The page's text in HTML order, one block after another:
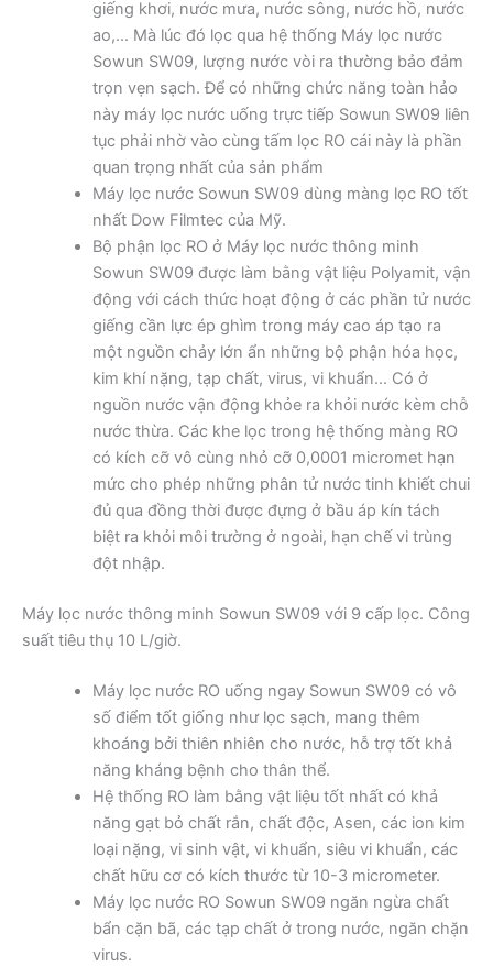
giếng khơi, nước mưa, nước sông, nước hồ, nước
ao,… Mà lúc đó lọc qua hệ thống Máy lọc nước
Sowun SW09, lượng nước vòi ra thường bảo đảm
trọn vẹn sạch. Để có những chức năng toàn hảo
này máy lọc nước uống trực tiếp Sowun SW09 liên
tục phải nhờ vào cùng tấm lọc RO cái này là phần
quan trọng nhất của sản phẩm
Máy lọc nước Sowun SW09 dùng màng lọc RO tốt
nhất Dow Filmtec của Mỹ.
Bộ phận lọc RO ở Máy lọc nước thông minh
Sowun SW09 được làm bằng vật liệu Polyamit, vận
động với cách thức hoạt động ở các phần tử nước
giếng cần lực ép ghìm trong máy cao áp tạo ra
một nguồn chảy lớn ẩn những bộ phận hóa học,
kim khí nặng, tạp chất, virus, vi khuẩn… Có ở
nguồn nước vận động khỏe ra khỏi nước kèm chỗ
nước thừa. Các khe lọc trong hệ thống màng RO
có kích cỡ vô cùng nhỏ cỡ 0,0001 micromet hạn
mức cho phép những phân tử nước tinh khiết chui
đủ qua đồng thời được đựng ở bầu áp kín tách
biệt ra khỏi môi trường ở ngoài, hạn chế vi trùng
đột nhập.
Máy lọc nước thông minh Sowun SW09 với 9 cấp lọc. Công
suất tiêu thụ 10 L/giờ.
Máy lọc nước RO uống ngay Sowun SW09 có vô
số điểm tốt giống như lọc sạch, mang thêm
khoáng bởi thiên nhiên cho nước, hỗ trợ tốt khả
năng kháng bệnh cho thân thể.
Hệ thống RO làm bằng vật liệu tốt nhất có khả
năng gạt bỏ chất rắn, chất độc, Asen, các ion kim
loại nặng, vi sinh vật, vi khuẩn, siêu vi khuẩn, các
chất hữu cơ có kích thước từ 10­-3 micrometer.
Máy lọc nước RO Sowun SW09 ngăn ngừa chất
bẩn cặn bã, các tạp chất ở trong nước, ngăn chặn
virus.